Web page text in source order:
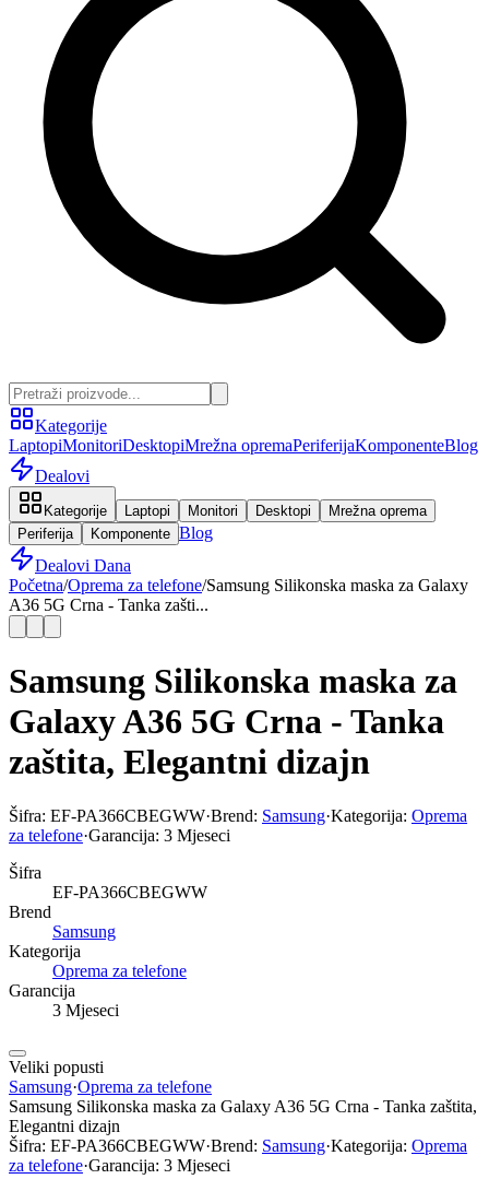
Kategorije
LaptopiMonitoriDesktopiMrežna opremaPeriferijaKomponenteBlog
Dealovi
Kategorije Laptopi Monitori Desktopi
Mrežna oprema
Periferija
Komponente Blog
Dealovi Dana
Početna/Oprema za telefone/Samsung Silikonska maska za Galaxy
A36 5G Crna - Tanka zašti...
Samsung Silikonska maska za
Galaxy A36 5G Crna - Tanka
zaštita, Elegantni dizajn
Šifra: EF-PA366CBEGWW·Brend: Samsung·Kategorija: Oprema
za telefone·Garancija: 3 Mjeseci
Šifra
EF-PA366CBEGWW
Brend
Samsung
Kategorija
Oprema za telefone
Garancija
3 Mjeseci
Veliki popusti
Samsung·Oprema za telefone
Samsung Silikonska maska za Galaxy A36 5G Crna - Tanka zaštita,
Elegantni dizajn
Šifra: EF-PA366CBEGWW·Brend: Samsung·Kategorija: Oprema
za telefone·Garancija: 3 Mjeseci